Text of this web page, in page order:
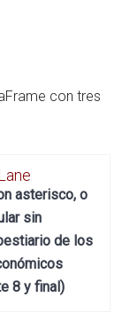
con tres
asterisco, o
sin
de los
8 y final)